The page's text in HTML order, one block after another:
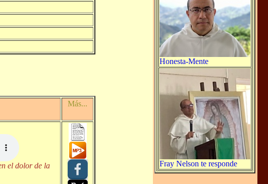
Más...
el dolor de la
Honesta-Mente
Fray Nelson te responde